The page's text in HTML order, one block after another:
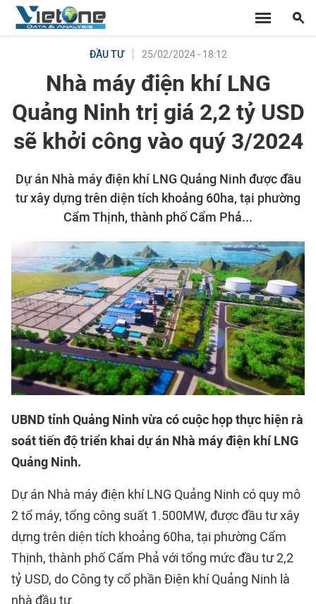
ĐẦU TƯ 25/02/2024 - 18:12
Nhà máy điện khí LNG
Quảng Ninh trị giá 2,2 tỷ USD
sẽ khởi công vào quý 3/2024
Dự án Nhà máy điện khí LNG Quảng Ninh được đầu
tư xây dựng trên diện tích khoảng 60ha, tại phường
Cẩm Thịnh, thành phố Cẩm Phả...
UBND tỉnh Quảng Ninh vừa có cuộc họp thực hiện rà
soát tiến độ triển khai dự án Nhà máy điện khí LNG
Quảng Ninh.
Dự án Nhà máy điện khí LNG Quảng Ninh có quy mô
2 tổ máy, tổng công suất 1.500MW, được đầu tư xây
dựng trên diện tích khoảng 60ha, tại phường Cẩm
Thịnh, thành phố Cẩm Phả với tổng mức đầu tư 2,2
tỷ USD, do Công ty cổ phần Điện khí Quảng Ninh là
nhà đầu tư.